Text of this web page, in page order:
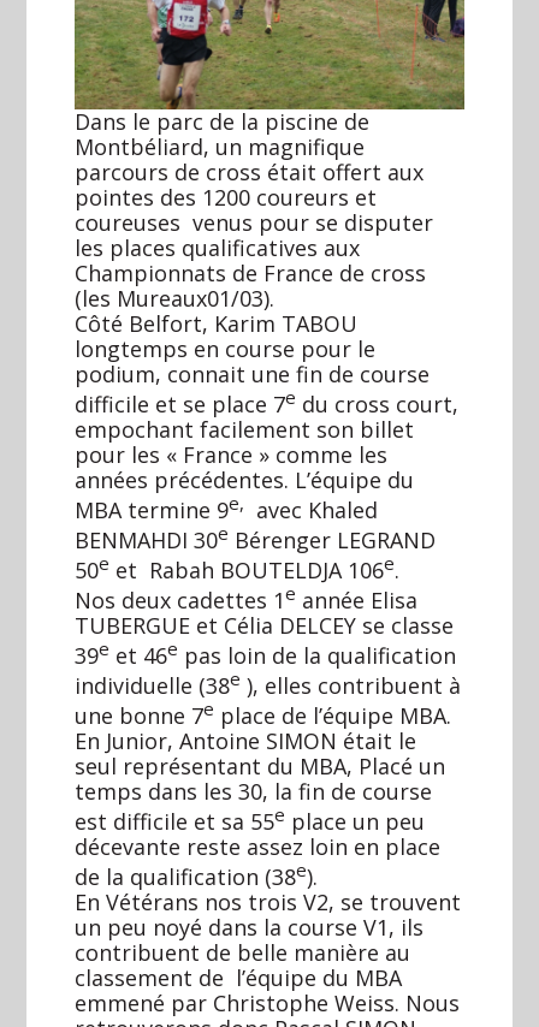
Dans le parc de la piscine de
Montbéliard, un magnifique
parcours de cross était offert aux
pointes des 1200 coureurs et
coureuses venus pour se disputer
les places qualificatives aux
Championnats de France de cross
(les Mureaux01/03).
Côté Belfort, Karim TABOU
longtemps en course pour le
podium, connait une fin de course
difficile et se place 7e du cross court,
empochant facilement son billet
pour les « France » comme les
années précédentes. L’équipe du
MBA termine 9e, avec Khaled
BENMAHDI 30e Bérenger LEGRAND
50e et Rabah BOUTELDJA 106e.
Nos deux cadettes 1e année Elisa
TUBERGUE et Célia DELCEY se classe
39e et 46e pas loin de la qualification
individuelle (38e ), elles contribuent à
une bonne 7e place de l’équipe MBA.
En Junior, Antoine SIMON était le
seul représentant du MBA, Placé un
temps dans les 30, la fin de course
est difficile et sa 55e place un peu
décevante reste assez loin en place
de la qualification (38e).
En Vétérans nos trois V2, se trouvent
un peu noyé dans la course V1, ils
contribuent de belle manière au
classement de l’équipe du MBA
emmené par Christophe Weiss. Nous